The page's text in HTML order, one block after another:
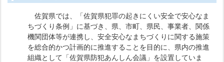
佐賀県では、「佐賀県犯罪の起きにくい安全で安心なま
ちづくり条例」に基づき、県、市町、県民、事業者、関係
機関団体等が連携し、安全安心なまちづくりに関する施策
を総合的かつ計画的に推進することを目的に、県内の推進
組織として「佐賀県防犯あんしん会議」を設置していま